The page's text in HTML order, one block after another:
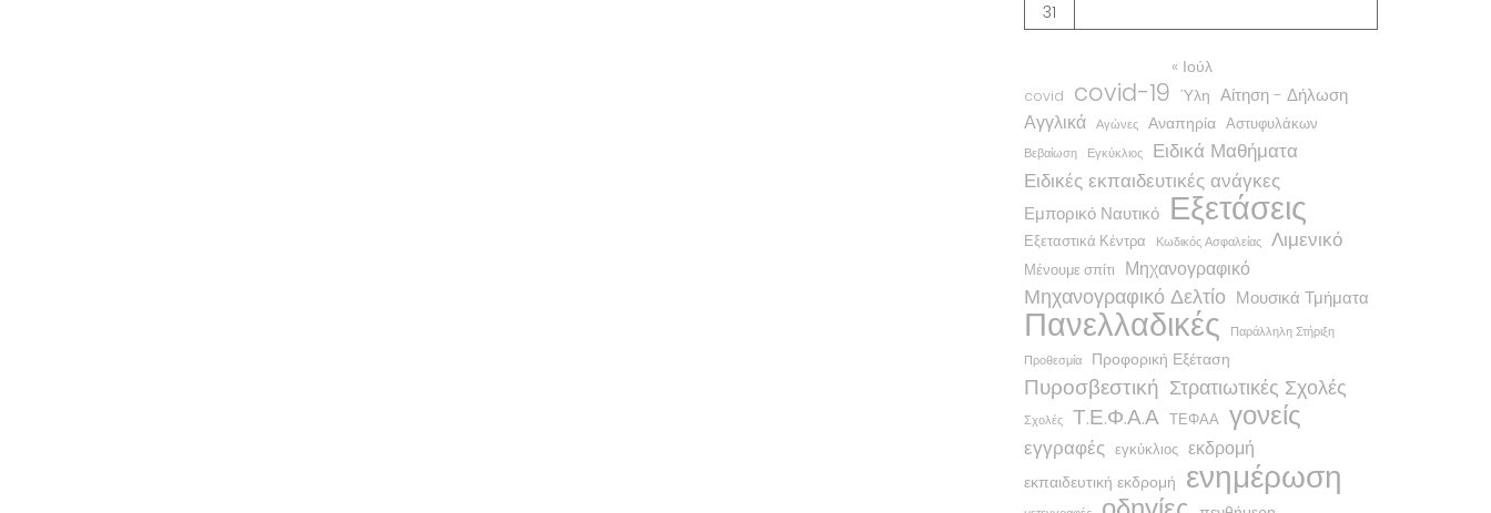
31
« Ιούλ
covid covid-19 Ύλη Αίτηση - Δήλωση
Αγγλικά Αγώνες Αναπηρία Αστυφυλάκων
Βεβαίωση Εγκύκλιος Ειδικά Μαθήματα
Ειδικές εκπαιδευτικές ανάγκες
Εμπορικό Ναυτικό Εξετάσεις
Εξεταστικά Κέντρα Κωδικός Ασφαλείας Λιμενικό
Μένουμε σπίτι Μηχανογραφικό
Μηχανογραφικό Δελτίο Μουσικά Τμήματα
Πανελλαδικές
Παράλληλη Στήριξη
Προθεσμία
Προφορική Εξέταση
Πυροσβεστική Στρατιωτικές Σχολές
Σχολές Τ.Ε.Φ.Α.Α ΤΕΦΑΑ γονείς
εγγραφές εγκύκλιος εκδρομή
εκπαιδευτική εκδρομή ενημέρωση